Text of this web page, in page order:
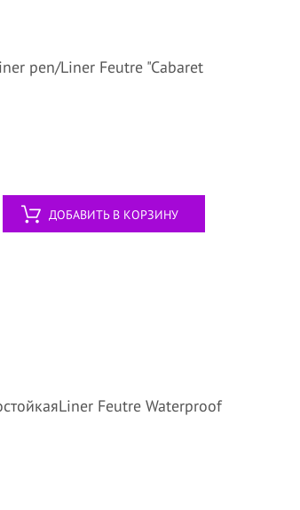
pen/Liner Feutre "Cabaret
ДОБАВИТЬ В КОРЗИНУ
Feutre Waterproof